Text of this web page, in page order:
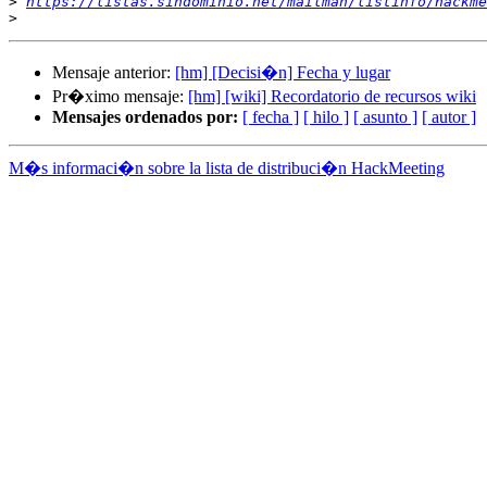
>
Mensaje anterior: [hm] [Decisi�n] Fecha y lugar
Pr�ximo mensaje: [hm] [wiki] Recordatorio de recursos wiki
Mensajes ordenados por: [ fecha ] [ hilo ] [ asunto ] [ autor ]
M�s informaci�n sobre la lista de distribuci�n HackMeeting